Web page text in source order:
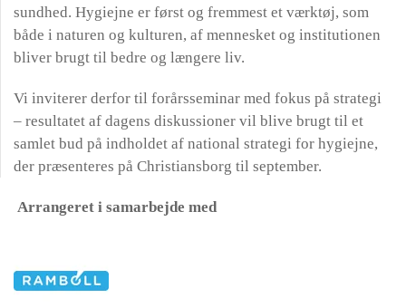
sundhed. Hygiejne er først og fremmest et værktøj, som
både i naturen og kulturen, af mennesket og institutionen
bliver brugt til bedre og længere liv.
Vi inviterer derfor til forårsseminar med fokus på strategi
– resultatet af dagens diskussioner vil blive brugt til et
samlet bud på indholdet af national strategi for hygiejne,
der præsenteres på Christiansborg til september.
Arrangeret i samarbejde med